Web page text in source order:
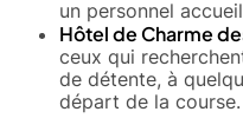
un personnel
Hôtel de Charme
ceux qui
de détente, à
départ de la course.